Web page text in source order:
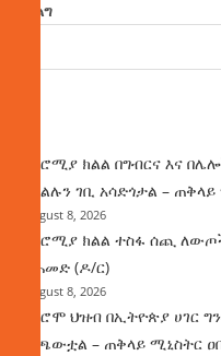
ፈልግ
በኦሮሚያ ክልል በግብርና እና
የክልሉን ገቢ አሳድጎታል –
August 8, 2026
በኦሮሚያ ክልል ተስፋ ሰጪ
አሕመድ (ዶ/ር)
August 8, 2026
የኦሮሞ ህዝብ በኢትዮጵያ ሀገር
ተጫውቷል – ጠቅላይ ሚኒስትር